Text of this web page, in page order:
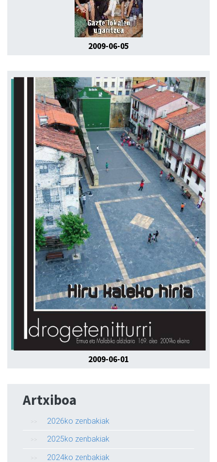
2009-06-05
2009-06-01
Artxiboa
2026ko zenbakiak
2025ko zenbakiak
2024ko zenbakiak